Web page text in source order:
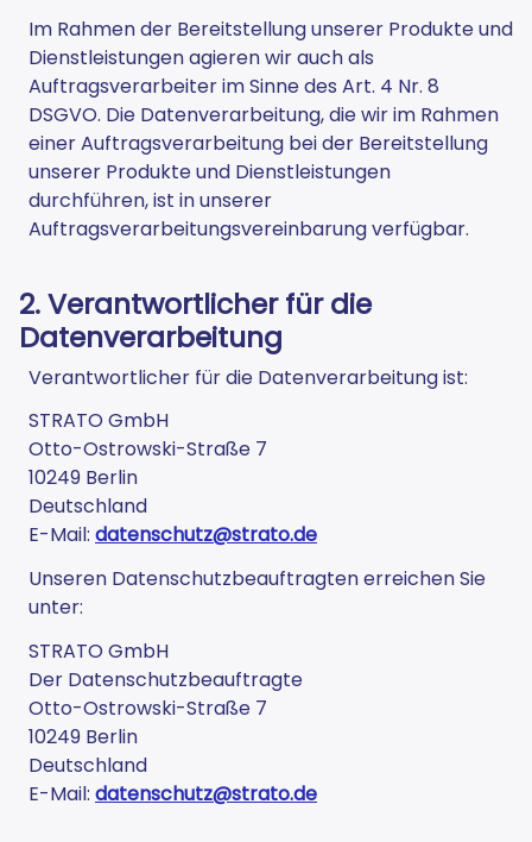
Im Rahmen der Bereitstellung unserer Produkte und
Dienstleistungen agieren wir auch als
Auftragsverarbeiter im Sinne des Art. 4 Nr. 8
DSGVO. Die Datenverarbeitung, die wir im Rahmen
einer Auftragsverarbeitung bei der Bereitstellung
unserer Produkte und Dienstleistungen
durchführen, ist in unserer
Auftragsverarbeitungsvereinbarung verfügbar.
2. Verantwortlicher für die
Datenverarbeitung
Verantwortlicher für die Datenverarbeitung ist:
STRATO GmbH
Otto-Ostrowski-Straße 7
10249 Berlin
Deutschland
E-Mail: datenschutz@strato.de
Unseren Datenschutzbeauftragten erreichen Sie
unter:
STRATO GmbH
Der Datenschutzbeauftragte
Otto-Ostrowski-Straße 7
10249 Berlin
Deutschland
E-Mail: datenschutz@strato.de